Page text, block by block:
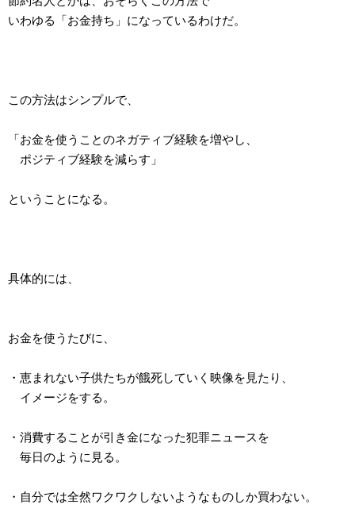
いわゆる「お金持ち」になっているわけだ。
この方法はシンプルで、
「お金を使うことのネガティブ経験を増やし、
ポジティブ経験を減らす」
ということになる。
具体的には、
お金を使うたびに、
・恵まれない子供たちが餓死していく映像を見たり、
イメージをする。
・消費することが引き金になった犯罪ニュースを
毎日のように見る。
・自分では全然ワクワクしないようなものしか買わない。